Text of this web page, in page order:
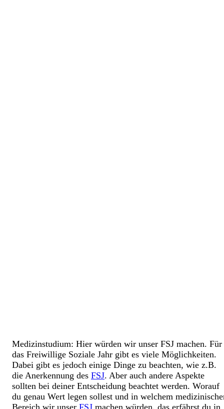
Medizinstudium: Hier würden wir unser FSJ machen. Für
das Freiwillige Soziale Jahr gibt es viele Möglichkeiten.
Dabei gibt es jedoch einige Dinge zu beachten, wie z.B.
die Anerkennung des FSJ. Aber auch andere Aspekte
sollten bei deiner Entscheidung beachtet werden. Worauf
du genau Wert legen sollest und in welchem
Bereich wir unser FSJ machen würden, das erfährst du in